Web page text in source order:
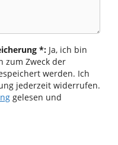
*: Ja, ich bin
zum Zweck der
werden. Ich
jederzeit widerrufen.
gelesen und